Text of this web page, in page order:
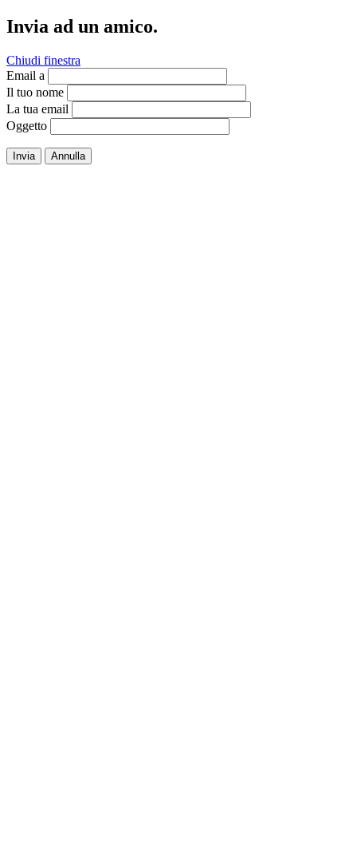
Invia ad un amico.
Chiudi finestra
Email a
Il tuo nome
La tua email
Oggetto
Invia Annulla